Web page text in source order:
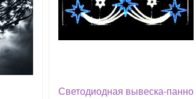
Cветодиодная вывеска-панно